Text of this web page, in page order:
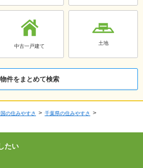
中古一戸建て
土地
物件をまとめて検索
の住みやすさ
千葉県の住みやすさ
たい